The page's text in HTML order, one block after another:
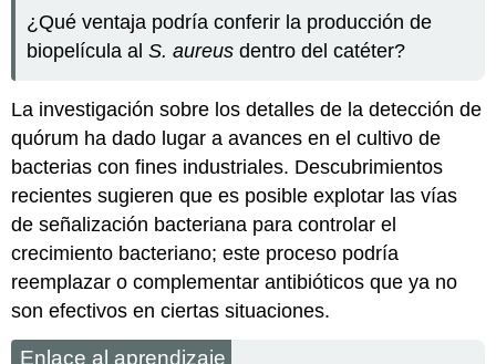
¿Qué ventaja podría conferir la producción de
biopelícula alS. aureus dentro del catéter?
La investigación sobre los detalles de la detección de
quórum ha dado lugar a avances en el cultivo de
bacterias con fines industriales. Descubrimientos
recientes sugieren que es posible explotar las vías
de señalización bacteriana para controlar el
crecimiento bacteriano; este proceso podría
reemplazar o complementar antibióticos que ya no
son efectivos en ciertas situaciones.
Enlace al aprendizaje